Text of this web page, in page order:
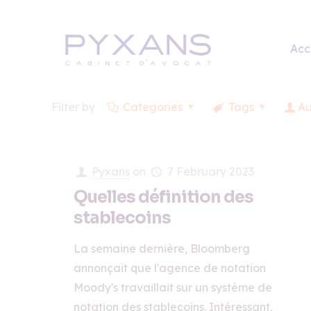
Categories Tags
Quelles définition des
stablecoins
La semaine dernière, Bloomberg
annonçait que l'agence de notation
Moody's travaillait sur un système de
notation des stablecoins. Intéressant,